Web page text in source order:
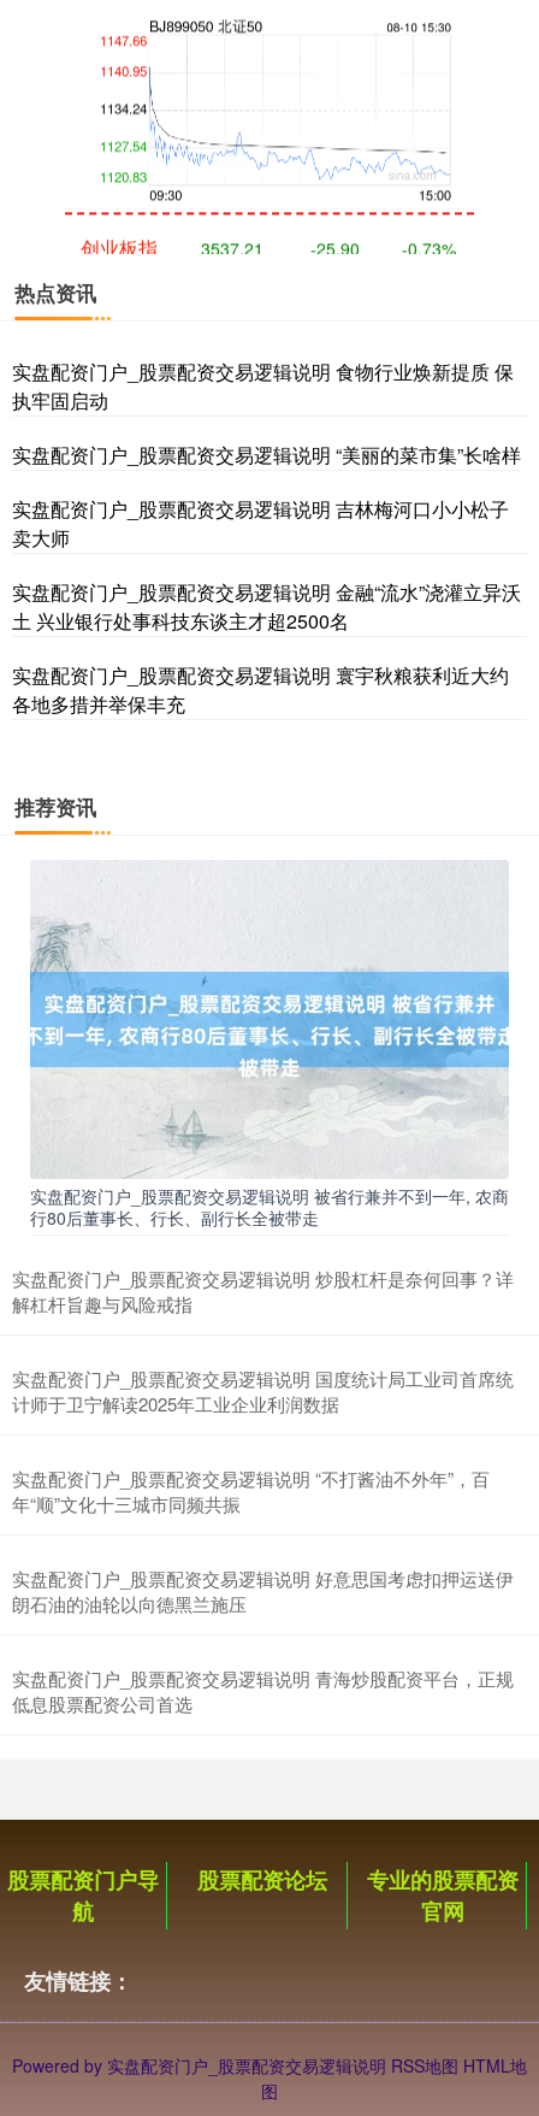
创业板指
期指IC0 7881.40 +26.20 +0.33%
热点资讯
实盘配资门户_股票配资交易逻辑说明 食物行业焕新提质 保
执牢固启动
实盘配资门户_股票配资交易逻辑说明 “美丽的菜市集”长啥样
实盘配资门户_股票配资交易逻辑说明 吉林梅河口小小松子
卖大师
实盘配资门户_股票配资交易逻辑说明 金融“流水”浇灌立异沃
土 兴业银行处事科技东谈主才超2500名
实盘配资门户_股票配资交易逻辑说明 寰宇秋粮获利近大约
各地多措并举保丰充
推荐资讯
实盘配资门户_股票配资交易逻辑说明 被省行兼并不到一年, 农商
行80后董事长、行长、副行长全被带走
实盘配资门户_股票配资交易逻辑说明 炒股杠杆是奈何回事？详
解杠杆旨趣与风险戒指
实盘配资门户_股票配资交易逻辑说明 国度统计局工业司首席统
计师于卫宁解读2025年工业企业利润数据
实盘配资门户_股票配资交易逻辑说明 “不打酱油不外年”，百
年“顺”文化十三城市同频共振
实盘配资门户_股票配资交易逻辑说明 好意思国考虑扣押运送伊
朗石油的油轮以向德黑兰施压
实盘配资门户_股票配资交易逻辑说明 青海炒股配资平台，正规
低息股票配资公司首选
股票配资门户导
航
股票配资论坛
专业的股票配资
官网
友情链接：
Powered by 实盘配资门户_股票配资交易逻辑说明 RSS地图 HTML地
图